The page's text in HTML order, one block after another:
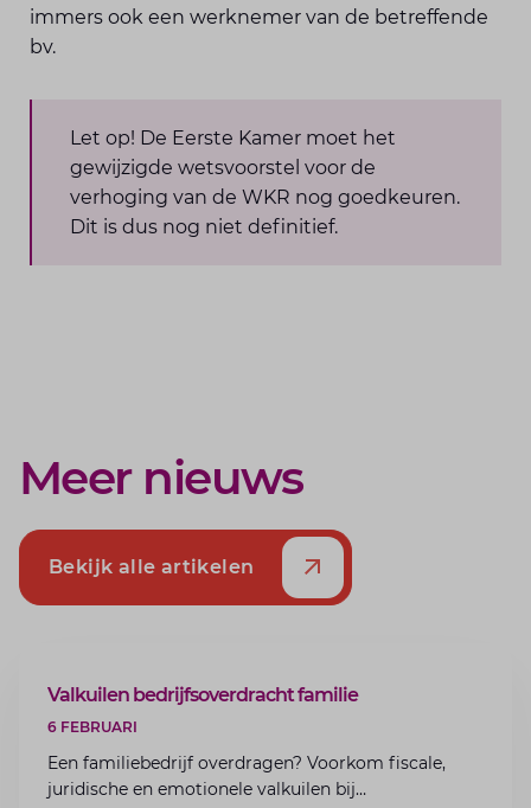
immers ook een werknemer van de betreffende
bv.
Let op! De Eerste Kamer moet het
gewijzigde wetsvoorstel voor de
verhoging van de WKR nog goedkeuren.
Dit is dus nog niet definitief.
Meer nieuws
Bekijk alle artikelen
ARTIKEL
Valkuilen bedrijfsoverdracht familie
6 FEBRUARI
Een familiebedrijf overdragen? Voorkom fiscale,
juridische en emotionele valkuilen bij